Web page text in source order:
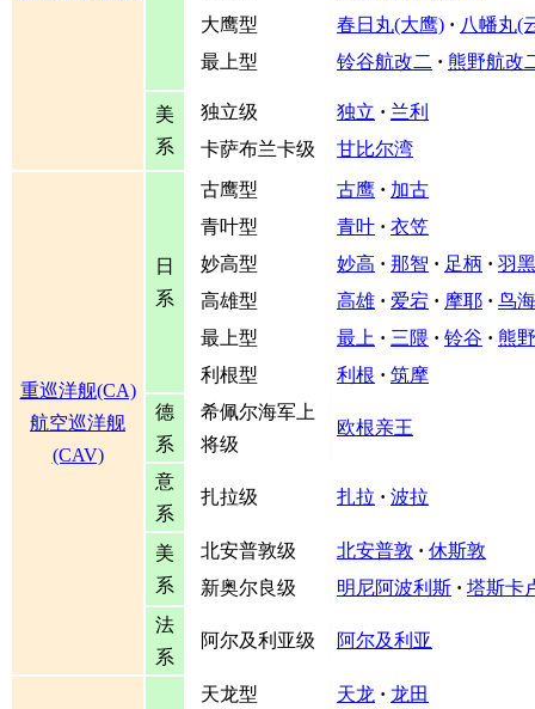
大鹰型
春日丸(大鹰) · 八幡丸(
最上型
铃谷航改二 · 熊野航改
美
系
独立级 独立 · 兰利
卡萨布兰卡级
甘比尔湾
重巡洋舰(CA)
航空巡洋舰
(CAV)
日
系
古鹰型 古鹰 · 加古
青叶型
青叶 · 衣笠
妙高型
妙高 · 那智 · 足柄 · 羽黑
高雄型
高雄 · 爱宕 · 摩耶 · 鸟海
最上型
最上 · 三隈 · 铃谷 · 熊野
利根型
利根 · 筑摩
德
系
希佩尔海军上
将级
欧根亲王
意
系
扎拉级 扎拉 · 波拉
美
系
北安普敦级 北安普敦 · 休斯敦
新奥尔良级
明尼阿波利斯 · 塔斯卡
法
系
阿尔及利亚级 阿尔及利亚
天龙型 天龙 · 龙田